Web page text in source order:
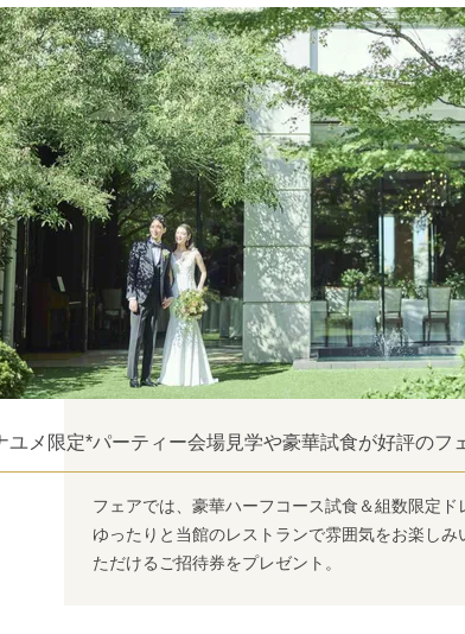
ユメ限定*パーティー会場見学や豪華試食が好評のフ
フェアでは、豪華ハーフコース試食＆組数限定
ゆったりと当館のレストランで雰囲気をお楽し
ただけるご招待券をプレゼント。